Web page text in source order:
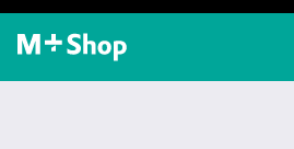
M+ Shop